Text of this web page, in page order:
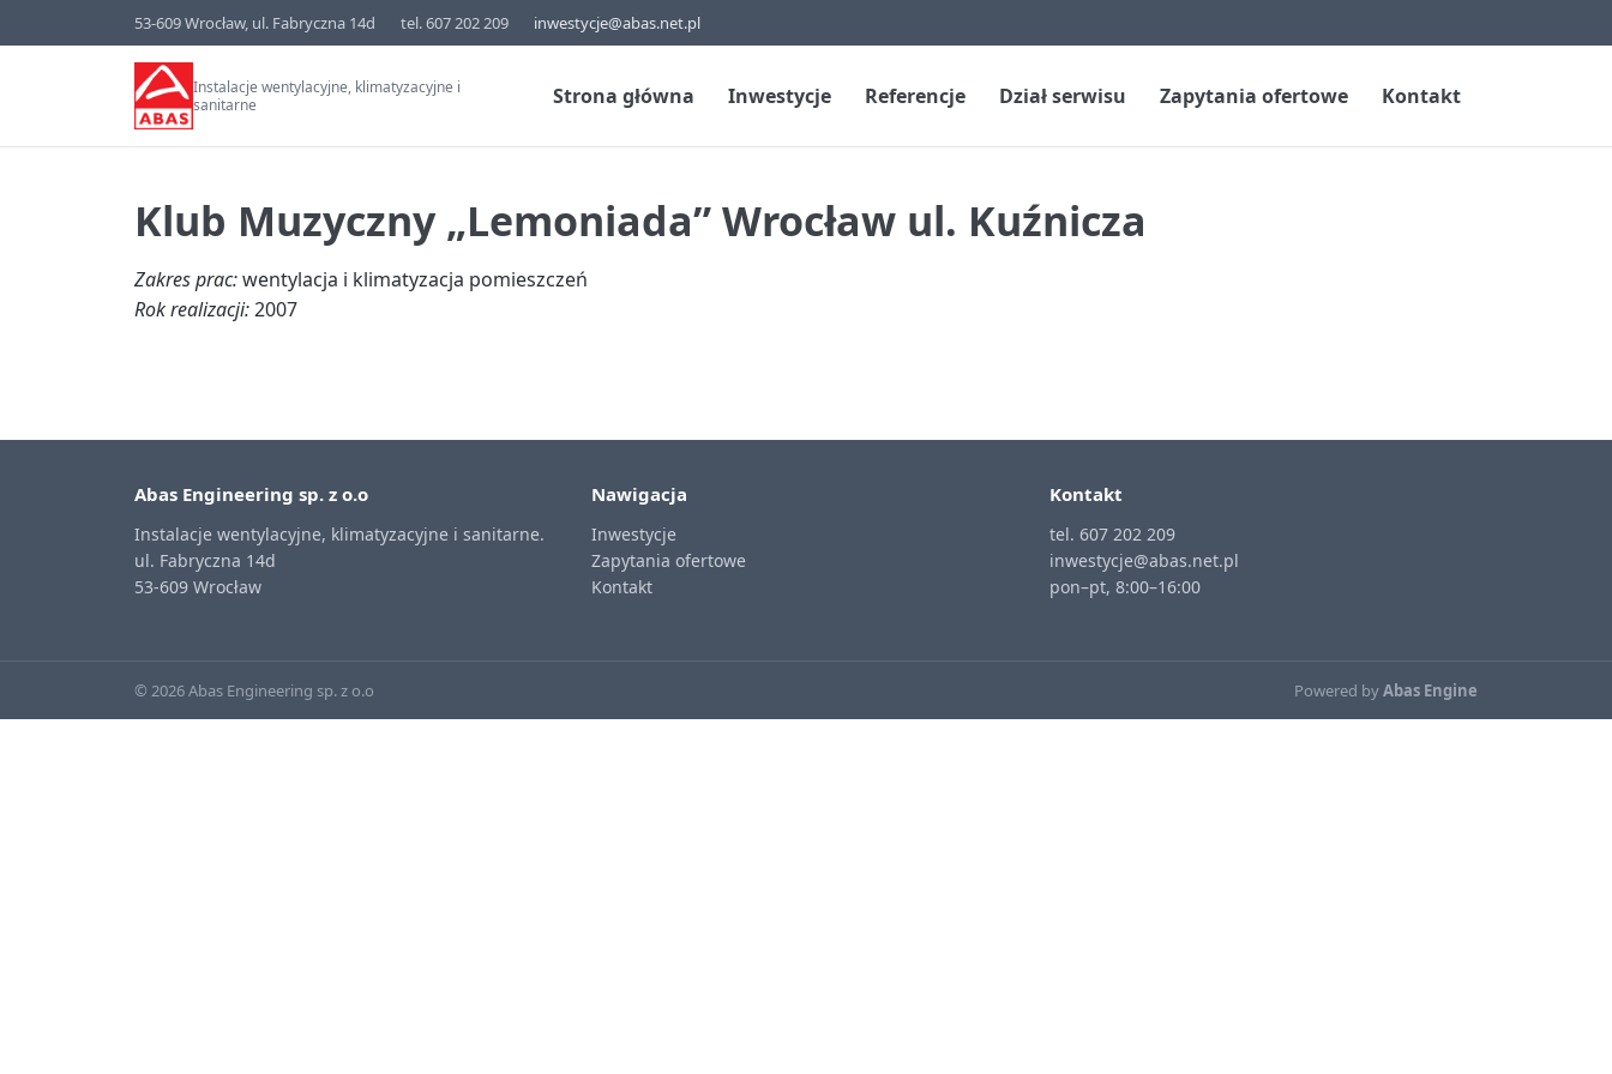
53-609 Wrocław, ul. Fabryczna 14d tel. 607 202 209 inwestycje@abas.net.pl
Instalacje wentylacyjne, klimatyzacyjne i
sanitarne
Strona główna Inwestycje Referencje Dział serwisu Zapytania ofertowe Kontakt
Klub Muzyczny „Lemoniada” Wrocław ul. Kuźnicza
Zakres prac:wentylacja i klimatyzacja pomieszczeń
Rok realizacji:2007
Abas Engineering sp. z o.o
Instalacje wentylacyjne, klimatyzacyjne i sanitarne.
ul. Fabryczna 14d
53-609 Wrocław
Nawigacja
Inwestycje
Zapytania ofertowe
Kontakt
Kontakt
tel. 607 202 209
inwestycje@abas.net.pl
pon–pt, 8:00–16:00
© 2026 Abas Engineering sp. z o.o Powered byAbas Engine